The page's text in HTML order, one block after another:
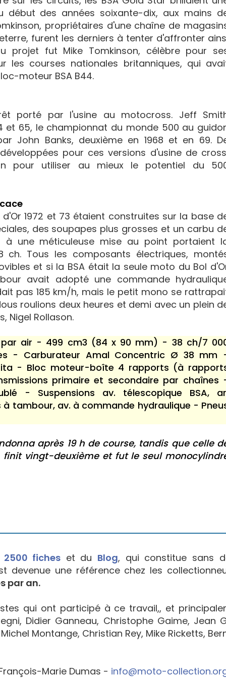
début des années soixante-dix, aux mains
propriétaires d'une chaîne de
furent les derniers à tenter d'affronter
projet fut Mike Tomkinson, célèbre pour
les courses nationales britanniques, qui
moteur BSA B44.
porté par l'usine au motocross. Jeff
et 65, le championnat du monde 500 au
John Banks, deuxième en 1968 et en 69.
pour ces versions d'usine de
pour utiliser au mieux le potentiel du
d'Or 1972 et 73 étaient construites sur la base
des soupapes plus grosses et un carbu
une méticuleuse mise au point portaient
Tous les composants électriques,
et si la BSA était la seule moto du Bol
avait adopté une commande
pas 185 km/h, mais le petit mono se
roulions deux heures et demi avec un plein
Nigel Rollason.
air - 499 cm3 (84 x 90 mm) - 38 ch/7
- Carburateur Amal Concentric Ø 38 mm
- Bloc moteur-boîte 4 rapports (à
primaire et secondaire par chaînes
- Suspensions av. télescopique BSA,
tambour, av. à commande hydraulique -
après 19 h de course, tandis que celle
vingt-deuxième et fut le seul
2500 fiches et du Blog, qui constitue sans
devenue une référence chez les
par an.
qui ont participé à ce travail,, et
Didier Ganneau, Christophe Gaime, Jean
Montange, Christian Rey, Mike Ricketts,
Marie Dumas - info@moto-